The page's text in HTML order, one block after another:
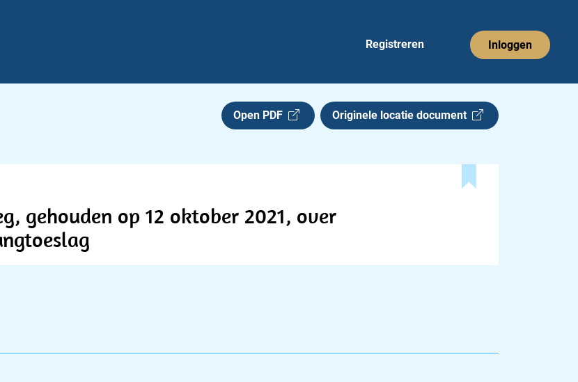
Registreren Inloggen
Open PDF Originele locatie document
gehouden op 12 oktober 2021, over